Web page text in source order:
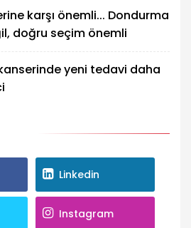
karşı önemli... Dondurma
doğru seçim önemli
yeni tedavi daha
Linkedin
Instagram